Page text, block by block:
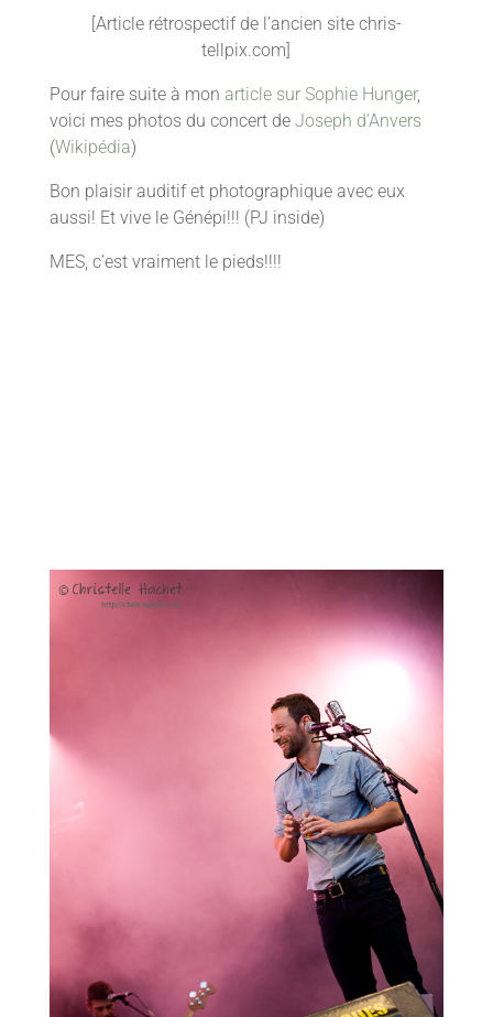
[Article rétrospectif de l’ancien site chris-
tellpix.com]
Pour faire suite à mon article sur Sophie Hunger,
voici mes photos du concert de Joseph d’Anvers
(Wikipédia)
Bon plaisir auditif et photographique avec eux
aussi! Et vive le Génépi!!! (PJ inside)
MES, c’est vraiment le pieds!!!!